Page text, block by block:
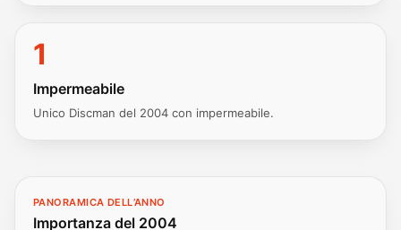
1
Impermeabile
Unico Discman del 2004 con impermeabile.
PANORAMICA DELL’ANNO
Importanza del 2004